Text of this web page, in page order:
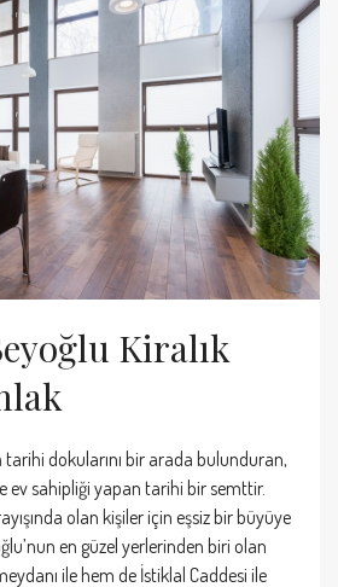
Kiralık
tarihi dokularını bir arada bulunduran,
ev sahipliği yapan tarihi bir semttir.
olan kişiler için eşsiz bir büyüye
en güzel yerlerinden biri olan
ile hem de İstiklal Caddesi ile